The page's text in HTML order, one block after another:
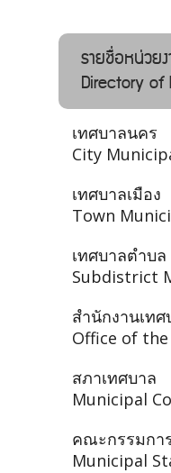
รายชื่อหน่วย
Directory
เทศบาลนคร
City
เทศบาลเมือง
Town
เทศบาลตำบล
Subdistrict
สำนักงานเทศ
Office of
สภาเทศบาล
Municipal
คณะกรรมกา
Municipal